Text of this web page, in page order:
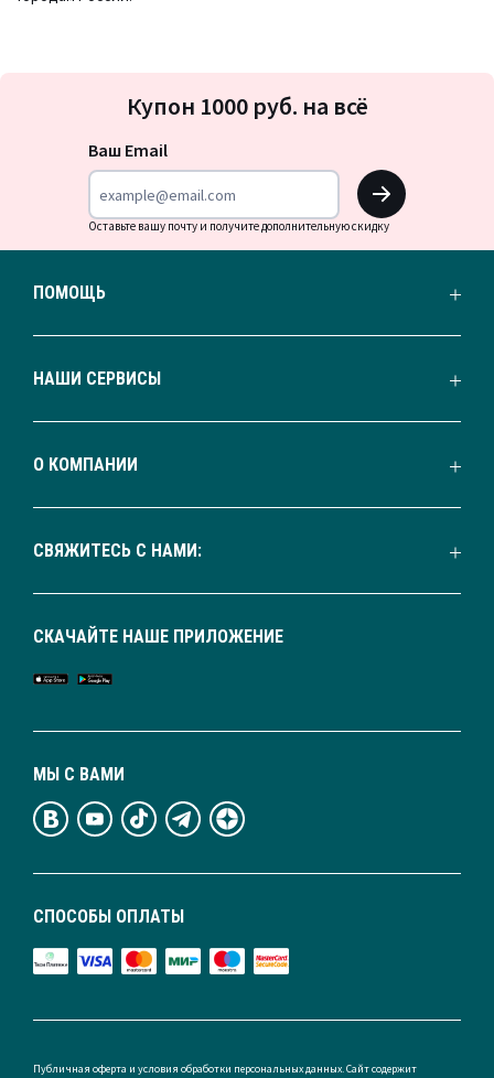
на
Купон 1000 руб. на всё
Ваш Email
OK
Оставьте вашу почту и получите дополнительную скидку
ПОМОЩЬ
НАШИ СЕРВИСЫ
О КОМПАНИИ
СВЯЖИТЕСЬ С НАМИ:
СПОСОБЫ ОПЛАТЫ
МЫ С ВАМИ
СКАЧАЙТЕ НАШЕ ПРИЛОЖЕНИЕ
Публичная оферта и условия обработки персональных данных. Сайт содержит